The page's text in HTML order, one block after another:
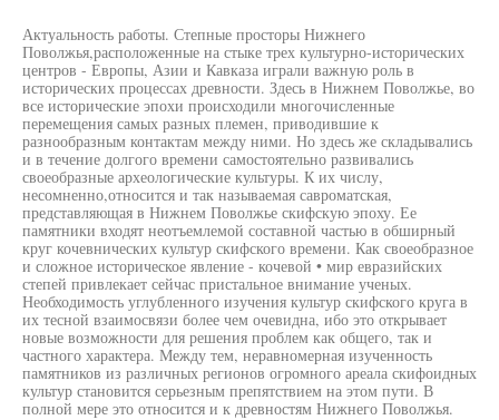
Актуальность работы. Степные просторы Нижнего
Поволжья,расположенные на стыке трех культурно-исторических
центров - Европы, Азии и Кавказа играли важную роль в
исторических процессах древности. Здесь в Нижнем Поволжье, во
все исторические эпохи происходили многочисленные
перемещения самых разных племен, приводившие к
разнообразным контактам между ними. Но здесь же складывались
и в течение долгого времени самостоятельно развивались
своеобразные археологические культуры. К их числу,
несомненно,относится и так называемая савроматская,
представляющая в Нижнем Поволжье скифскую эпоху. Ее
памятники входят неотъемлемой составной частью в обширный
круг кочевнических культур скифского времени. Как своеобразное
и сложное историческое явление - кочевой • мир евразийских
степей привлекает сейчас пристальное внимание ученых.
Необходимость углубленного изучения культур скифского круга в
их тесной взаимосвязи более чем очевидна, ибо это открывает
новые возможности для решения проблем как общего, так и
частного характера. Между тем, неравномерная изученность
памятников из различных регионов огромного ареала скифоидных
культур становится серьезным препятствием на этом пути. В
полной мере это относится и к древностям Нижнего Поволжья.